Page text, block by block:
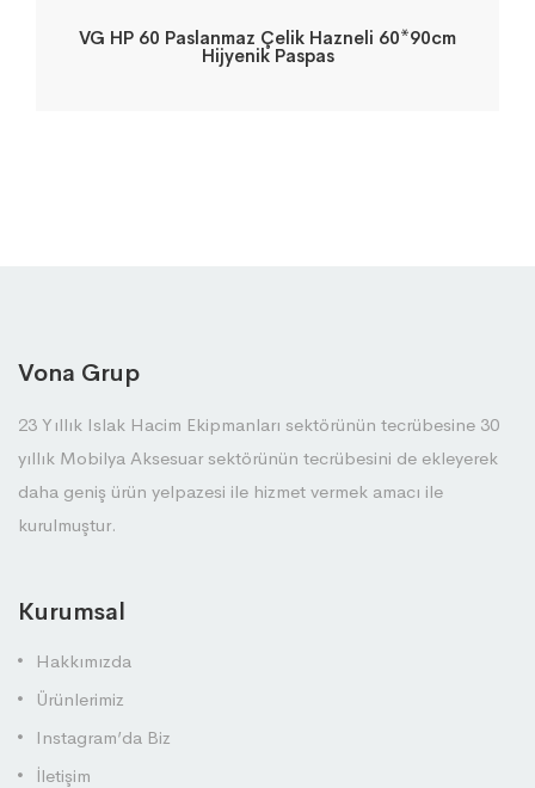
VG HP 60 Paslanmaz Çelik Hazneli 60*90cm
Hijyenik Paspas
Vona Grup
23 Yıllık Islak Hacim Ekipmanları sektörünün tecrübesine 30
yıllık Mobilya Aksesuar sektörünün tecrübesini de ekleyerek
daha geniş ürün yelpazesi ile hizmet vermek amacı ile
kurulmuştur.
Kurumsal
Hakkımızda
Ürünlerimiz
Instagram’da Biz
İletişim